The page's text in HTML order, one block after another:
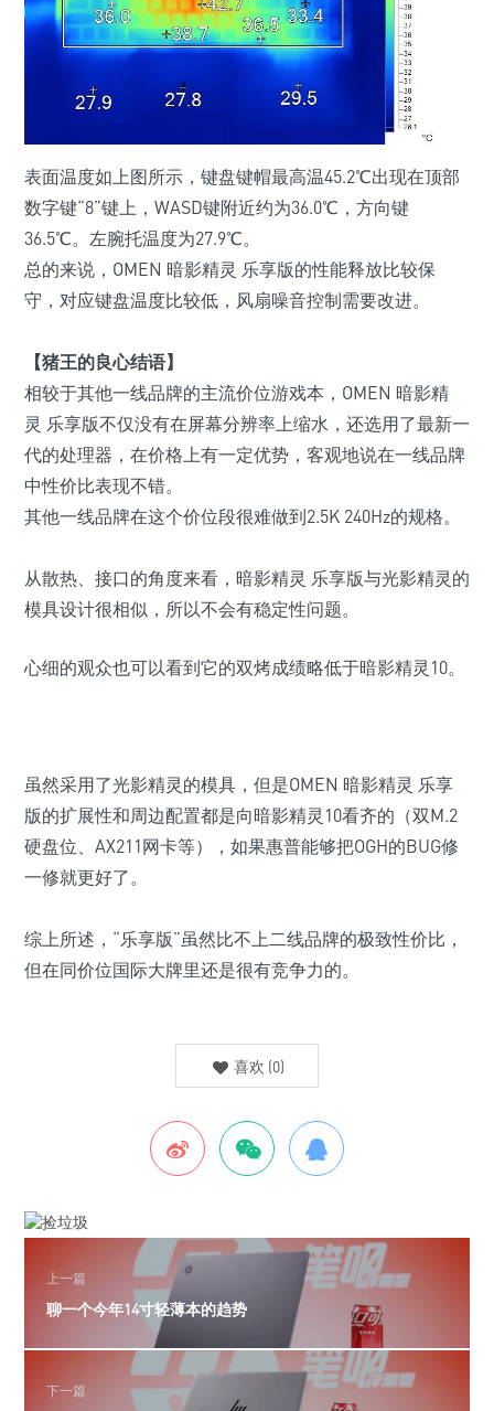
表面温度如上图所示，键盘键帽最高温45.2℃出现在顶部
数字键“8”键上，WASD键附近约为36.0℃，方向键
36.5℃。左腕托温度为27.9℃。
总的来说，OMEN 暗影精灵 乐享版的性能释放比较保
守，对应键盘温度比较低，风扇噪音控制需要改进。
【猪王的良心结语】
相较于其他一线品牌的主流价位游戏本，OMEN 暗影精
灵 乐享版不仅没有在屏幕分辨率上缩水，还选用了最新一
代的处理器，在价格上有一定优势，客观地说在一线品牌
中性价比表现不错。
其他一线品牌在这个价位段很难做到2.5K 240Hz的规格。
从散热、接口的角度来看，暗影精灵 乐享版与光影精灵 的
模具设计很相似，所以不会有稳定性问题。
心细的观众也可以看到它的双烤成绩略低于暗影精灵10。
虽然采用了光影精灵的模具，但是OMEN 暗影精灵 乐享
版的扩展性和周边配置都是向暗影精灵10看齐的 （双M.2
硬盘位、AX211网卡等）
，如果惠普能够把OGH的BUG修
一修就更好了。
综上所述，“乐享版”虽然比不上二线品牌的极致性价比，
但在同价位国际大牌里还是很有竞争力的。
喜欢 (0)
上一篇
聊一个今年14寸轻薄本的趋势
下一篇